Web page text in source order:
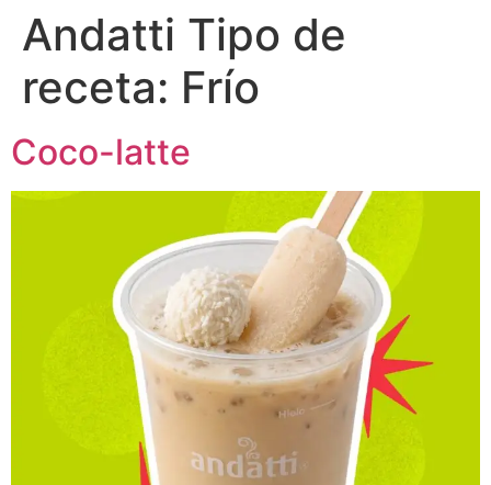
Andatti Tipo de
receta: Frío
Coco-latte